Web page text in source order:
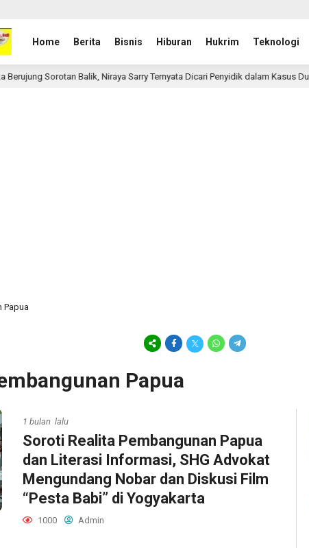
Home Berita Bisnis Hiburan Hukrim Teknologi
Balik, Niraya Sarry Ternyata Dicari Penyidik dalam Kasus Dugaan Penipuan
Papua
Papua
1 bulan lalu
Soroti Realita Pembangunan Papua
dan Literasi Informasi, SHG Advokat
Mengundang Nobar dan Diskusi Film
“Pesta Babi” di Yogyakarta
1000 Admin